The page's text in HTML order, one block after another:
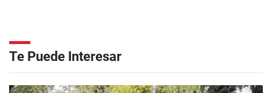
Te Puede Interesar